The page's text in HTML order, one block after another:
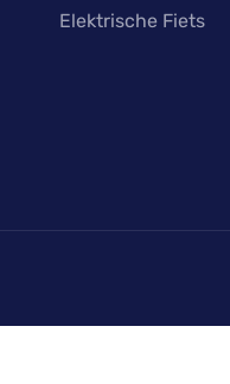
Elektrische Fiets